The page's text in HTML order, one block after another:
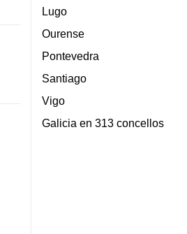
Lugo
Ourense
Pontevedra
Santiago
Vigo
Galicia en 313 concellos